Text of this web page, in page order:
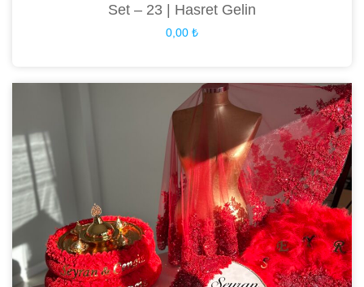
Set – 23 | Hasret Gelin
0,00 ₺